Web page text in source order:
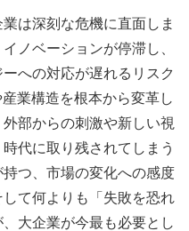
は深刻な危機に直面しま
ノベーションが停滞し、
への対応が遅れるリスク
業構造を根本から変革し
部からの刺激や新しい視
代に取り残されてしまう
つ、市場の変化への感度
て何よりも「失敗を恐れ
大企業が今最も必要とし